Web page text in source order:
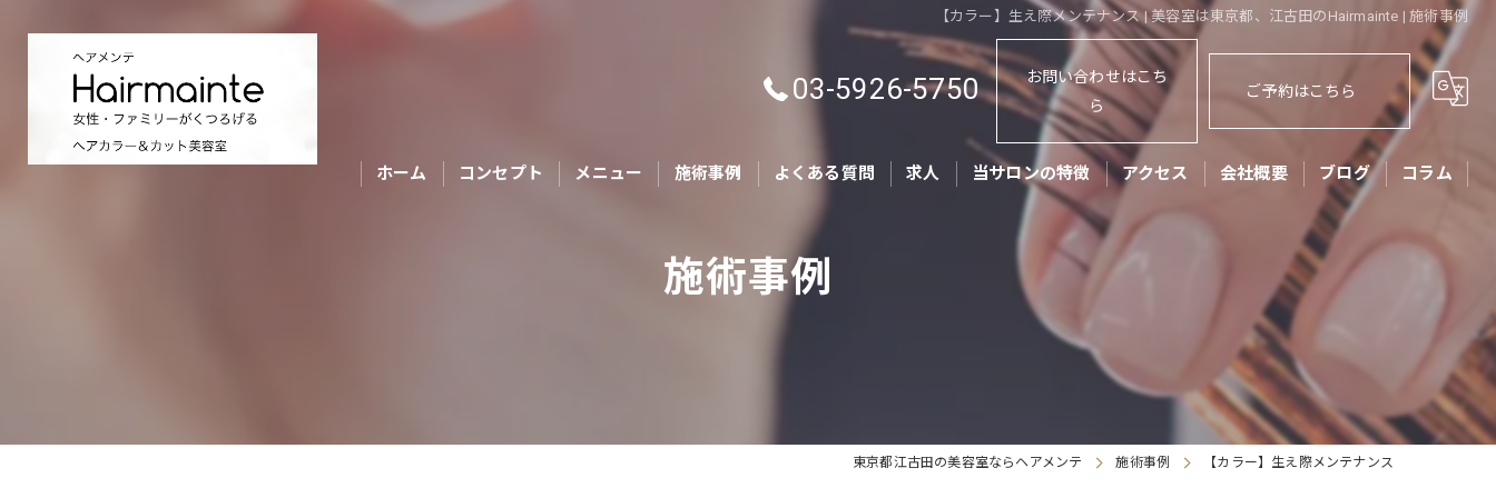
【カラー】生え際メンテナンス | 美容室は東京都、江古田のHairmainte | 施術事例
03-5926-5750
お問い合わせはこち
ら
ご予約はこちら
ホーム コンセプト メニュー 施術事例 よくある質問 求人 当サロンの特徴
キッズカット
トリートメント
アクセス 会社概要 ブログ コラム
施術事例
東京都江古田の美容室ならヘアメンテ 施術事例 【カラー】生え際メンテナンス